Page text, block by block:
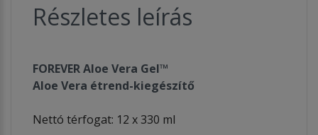
Részletes leírás
FOREVER Aloe Vera Gel™
Aloe Vera étrend-kiegészítő
Nettó térfogat: 12 x 330 ml